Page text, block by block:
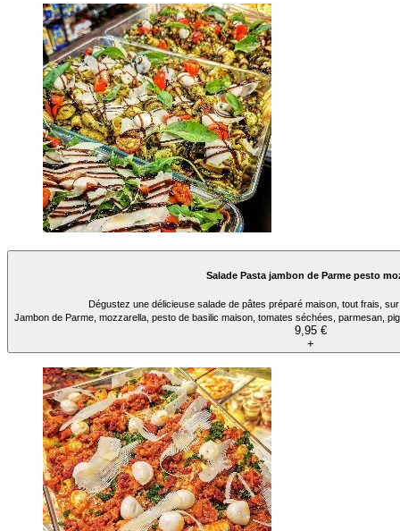
Salade Pasta jambon de Parme pesto
Dégustez une délicieuse salade de pâtes préparé maison, tout frais,
Jambon de Parme, mozzarella, pesto de basilic maison, tomates séchées, parmesan,
9,95 €
+